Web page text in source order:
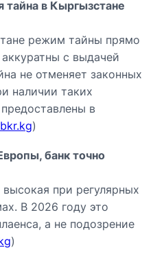
тайна в Кыргызстане
режим тайны прямо
с выдачей
не отменяет законных
наличии таких
в
)
банк точно
высокая при регулярных
В 2026 году это
а не подозрение
)